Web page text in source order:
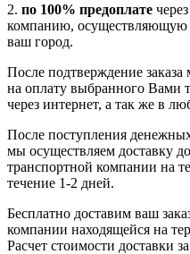
2. по 100% предоплате
компанию, осуществляющую
ваш город.
После подтверждение
на оплату выбранного Вами
через интернет, а так же в
После поступления
мы осуществляем доставку
транспортной компании на
течение 1-2 дней.
Бесплатно доставим ваш
компании находящейся на
Расчет стоимости доставки